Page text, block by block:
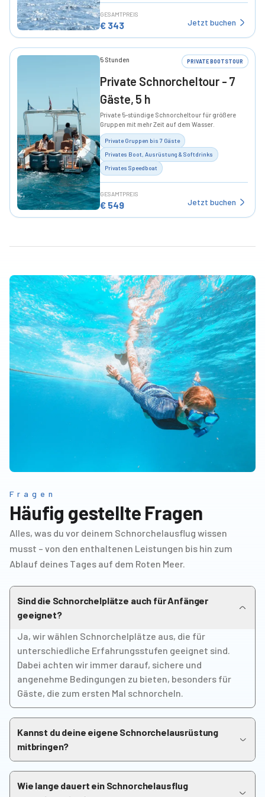
GESAMTPREIS
€ 343 Jetzt buchen
5 Stunden PRIVATE BOOTSTOUR
Private Schnorcheltour - 7
Gäste, 5 h
Private 5-stündige Schnorcheltour für größere
Gruppen mit mehr Zeit auf dem Wasser.
Private Gruppen bis 7 Gäste
Privates Boot, Ausrüstung & Softdrinks
Privates Speedboat
GESAMTPREIS
€ 549 Jetzt buchen
Fragen
Häufig gestellte Fragen
Alles, was du vor deinem Schnorchelausflug wissen
musst – von den enthaltenen Leistungen bis hin zum
Ablauf deines Tages auf dem Roten Meer.
Sind die Schnorchelplätze auch für Anfänger
geeignet?
Ja, wir wählen Schnorchelplätze aus, die für
unterschiedliche Erfahrungsstufen geeignet sind.
Dabei achten wir immer darauf, sichere und
angenehme Bedingungen zu bieten, besonders für
Gäste, die zum ersten Mal schnorcheln.
Kannst du deine eigene Schnorchelausrüstung
mitbringen?
mitbringen, wenn du das möchtest. Wir stellen dir
Wie lange dauert ein Schnorchelausflug